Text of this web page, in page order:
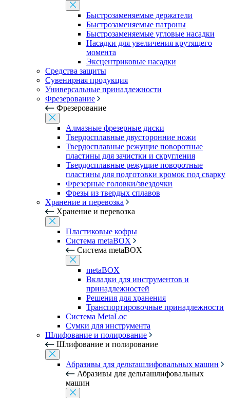
Быстрозаменяемые держатели
Быстрозаменяемые патроны
Быстрозаменяемые угловые насадки
Насадки для увеличения крутящего
момента
Эксцентриковые насадки
Средства защиты
Сувенирная продукция
Универсальные принадлежности
Фрезерование
Фрезерование
Алмазные фрезерные диски
Твердосплавные двусторонние ножи
Твердосплавные режущие поворотные
пластины для зачистки и скругления
Твердосплавные режущие поворотные
пластины для подготовки кромок под сварку
Фрезерные головки/звездочки
Фрезы из твердых сплавов
Хранение и перевозка
Хранение и перевозка
Пластиковые кофры
Система metaBOX
Система metaBOX
metaBOX
Вкладки для инструментов и
принадлежностей
Решения для хранения
Транспортировочные принадлежности
Система MetaLoc
Сумки для инструмента
Шлифование и полирование
Шлифование и полирование
Абразивы для дельташлифовальных машин
Абразивы для дельташлифовальных
машин